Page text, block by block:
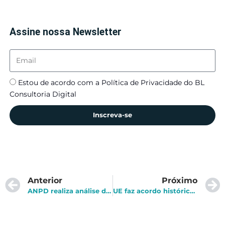
Assine nossa Newsletter
Estou de acordo com a Política de Privacidade do BL
Consultoria Digital
Inscreva-se
Anterior
ANPD realiza análise da LGPD e aponta direções regulatórias para 2024
Próximo
UE faz acordo histórico sobre Regulamentação da Inteligência Artificial